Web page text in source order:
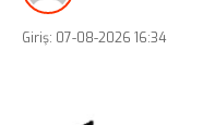
Giriş: 07-08-2026 16:34